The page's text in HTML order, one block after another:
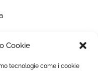
Cookie
tecnologie come i cookie